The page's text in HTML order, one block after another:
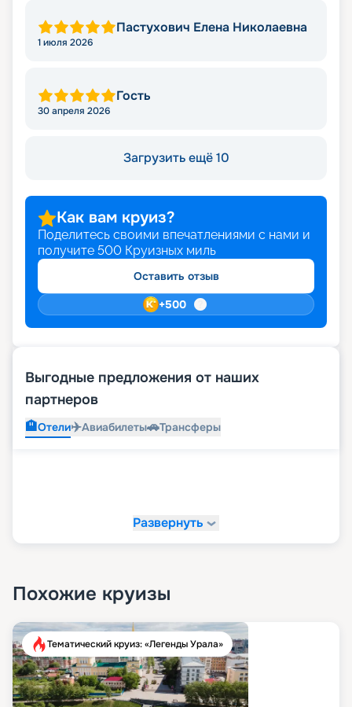
Пастухович Елена Николаевна
1 июля 2026
Гость
30 апреля 2026
Загрузить ещё 10
Как вам круиз?
Поделитесь своими впечатлениями с нами и
получите 500 Круизных миль
Оставить отзыв
+500
Выгодные предложения от наших
партнеров
🏨Отели✈️Авиабилеты🚗Трансферы
Развернуть
Похожие круизы
Тематический круиз: «Легенды Урала»